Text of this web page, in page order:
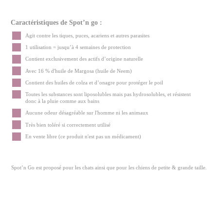
Caractéristiques de Spot’n go :
Agit contre les tiques, puces, acariens et autres parasites
1 utilisation = jusqu’à 4 semaines de protection
Contient exclusivement des actifs d’origine naturelle
Avec 16 % d'huile de Margosa (huile de Neem)
Contient des huiles de colza et d’onagre pour protéger le poil
Toutes les substances sont liposolubles mais pas hydrosolubles, et résistent
donc à la pluie comme aux bains
Aucune odeur désagréable sur l'homme ni les animaux
Très bien toléré si correctement utilisé
En vente libre (ce produit n'est pas un médicament)
Spot’n Go est proposé pour les chats ainsi que pour les chiens de petite & grande taille.